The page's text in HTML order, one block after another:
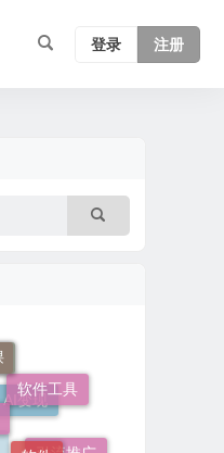
登录 注册
AI变现
软件工具
软件